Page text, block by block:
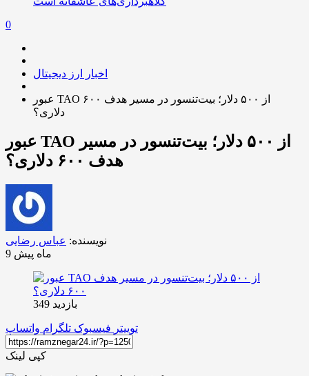
0
اخبار ارز دیجیتال
عبور TAO از ۵۰۰ دلار؛ بیت‌تنسور در مسیر هدف ۶۰۰
دلاری؟
عبور TAO از ۵۰۰ دلار؛ بیت‌تنسور در مسیر
هدف ۶۰۰ دلاری؟
نویسنده: عباس رضایی
9 ماه پیش
بازدید 349
توییتر فیسبوک تلگرام واتساپ
کپی لینک